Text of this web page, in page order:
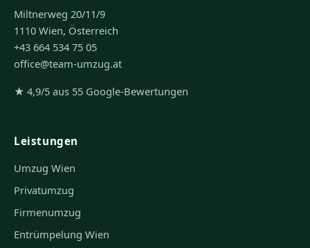
Miltnerweg 20/11/9
1110 Wien, Österreich
+43 664 534 75 05
office@team-umzug.at
★ 4,9/5 aus 55 Google-Bewertungen
Leistungen
Umzug Wien
Privatumzug
Firmenumzug
Entrümpelung Wien